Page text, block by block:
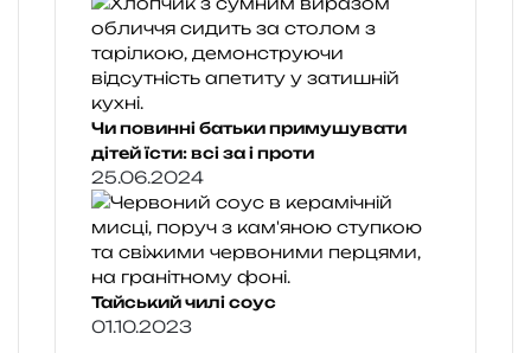
Чи повинні батьки примушувати
дітей їсти: всі за і проти
25.06.2024
Тайський чилі соус
01.10.2023